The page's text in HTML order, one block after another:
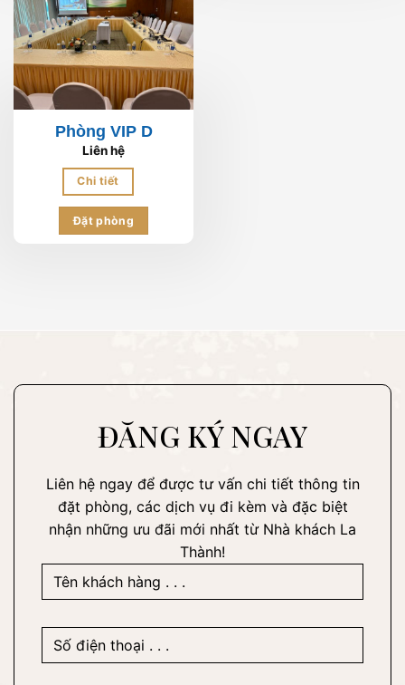
Phòng VIP D
Liên hệ
Chi tiết
Đặt phòng
ĐĂNG KÝ NGAY
Liên hệ ngay để được tư vấn chi tiết thông tin
đặt phòng, các dịch vụ đi kèm và đặc biệt
nhận những ưu đãi mới nhất từ Nhà khách La
Thành!